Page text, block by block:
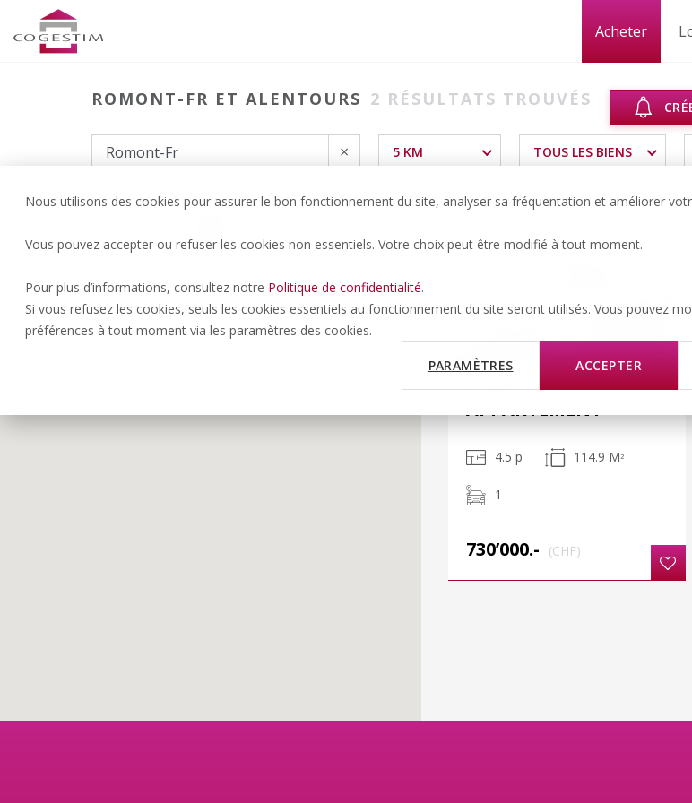
Nous utilisons des cookies pour assurer le bon fonctionnement du site, analyser sa fréquentation et améliorer
Vous pouvez accepter ou refuser les cookies non essentiels. Votre choix peut être modifié à tout moment.
Pour plus d’informations, consultez notre Politique de confidentialité.
Si vous refusez les cookies, seuls les cookies essentiels au fonctionnement du site seront utilisés. Vous pouvez
préférences à tout moment via les paramètres des cookies.
PARAMÈTRES ACCEPTER
Acheter
ROMONT-FR ET ALENTOURS 2 RÉSULTATS TROUVÉS
× 5 KM TOUS LES BIENS
Romont FR
APPARTEMENT
4.5 p 114.9 M2
1
730’000.- (CHF)